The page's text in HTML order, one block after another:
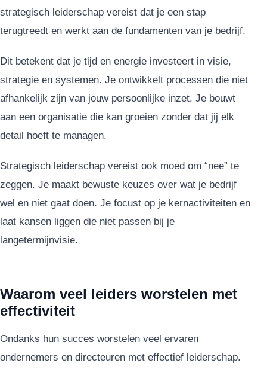
strategisch leiderschap vereist dat je een stap
terugtreedt en werkt aan de fundamenten van je bedrijf.
Dit betekent dat je tijd en energie investeert in visie,
strategie en systemen. Je ontwikkelt processen die niet
afhankelijk zijn van jouw persoonlijke inzet. Je bouwt
aan een organisatie die kan groeien zonder dat jij elk
detail hoeft te managen.
Strategisch leiderschap vereist ook moed om “nee” te
zeggen. Je maakt bewuste keuzes over wat je bedrijf
wel en niet gaat doen. Je focust op je kernactiviteiten en
laat kansen liggen die niet passen bij je
langetermijnvisie.
Waarom veel leiders worstelen met
effectiviteit
Ondanks hun succes worstelen veel ervaren
ondernemers en directeuren met effectief leiderschap.